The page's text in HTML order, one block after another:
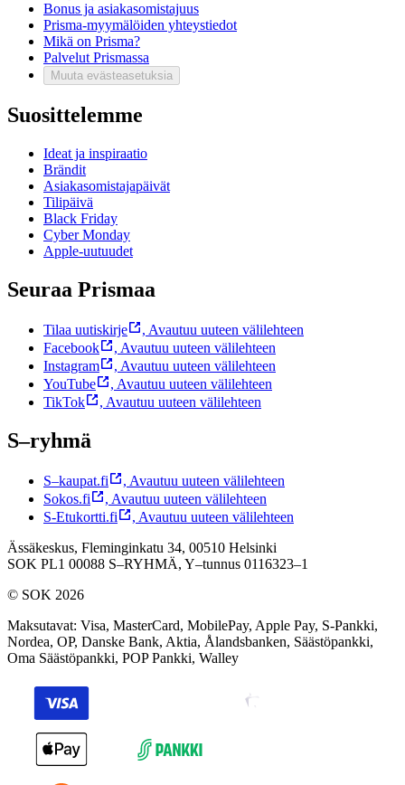
Bonus ja asiakasomistajuus
Prisma-myymälöiden yhteystiedot
Mikä on Prisma?
Palvelut Prismassa
Muuta evästeasetuksia
Suosittelemme
Ideat ja inspiraatio
Brändit
Asiakasomistajapäivät
Tilipäivä
Black Friday
Cyber Monday
Apple-uutuudet
Seuraa Prismaa
Tilaa uutiskirje , Avautuu uuteen välilehteen
Facebook
, Avautuu uuteen välilehteen
Instagram
, Avautuu uuteen välilehteen
YouTube
, Avautuu uuteen välilehteen
TikTok
, Avautuu uuteen välilehteen
S–ryhmä
S–kaupat.fi , Avautuu uuteen välilehteen
Sokos.fi
, Avautuu uuteen välilehteen
S-Etukortti.fi
, Avautuu uuteen välilehteen
Ässäkeskus, Fleminginkatu 34, 00510 Helsinki
SOK PL1 00088 S–RYHMÄ, Y–tunnus 0116323–1
© SOK 2026
Maksutavat: Visa, MasterCard, MobilePay, Apple Pay, S-Pankki,
Nordea, OP, Danske Bank, Aktia, Ålandsbanken, Säästöpankki,
Oma Säästöpankki, POP Pankki, Walley